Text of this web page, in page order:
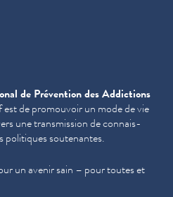
de Prévention des Addictions
de promouvoir un mode de vie
une trans­mis­sion de con­nais­
politiques soutenantes.
un avenir sain – pour toutes et